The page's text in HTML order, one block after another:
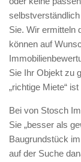
Sie. Wir ermitteln
können auf
Sie Ihr Objekt zu
„richtige Miete“
Bei von Stosch
Sie „besser als
Baugrundstück
auf der Suche